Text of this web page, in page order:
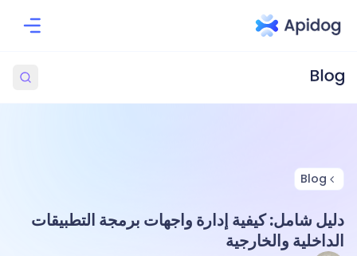
Blog
دليل شامل: كيفية إدارة واجهات برمجة التطبيقات
الداخلية والخارجية